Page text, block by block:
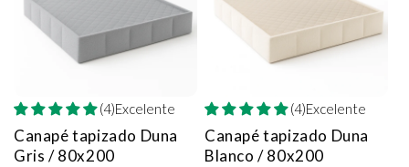
(4)Excelente
Canapé tapizado Duna
Gris / 80x200
(4)Excelente
Canapé tapizado Duna
Blanco / 80x200